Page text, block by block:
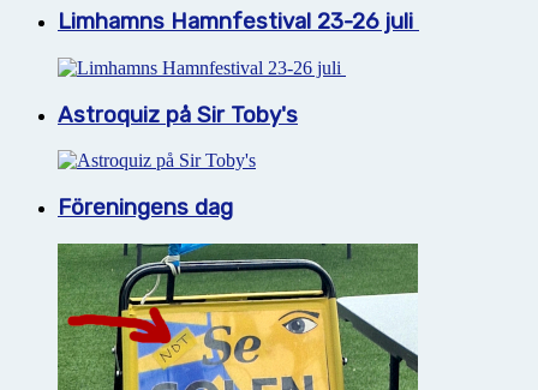
Limhamns Hamnfestival 23-26 juli
Astroquiz på Sir Toby's
Föreningens dag